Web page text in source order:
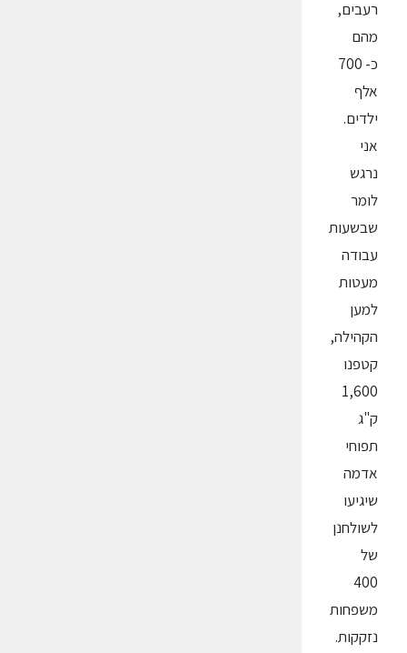
רעבים,
מהם
כ- 700
אלף
ילדים.
אני
נרגש
לומר
שבשעות
עבודה
מעטות
למען
הקהילה,
קטפנו
1,600
ק"ג
תפוחי
אדמה
שיגיעו
לשולחנן
של
400
משפחות
נזקקות.